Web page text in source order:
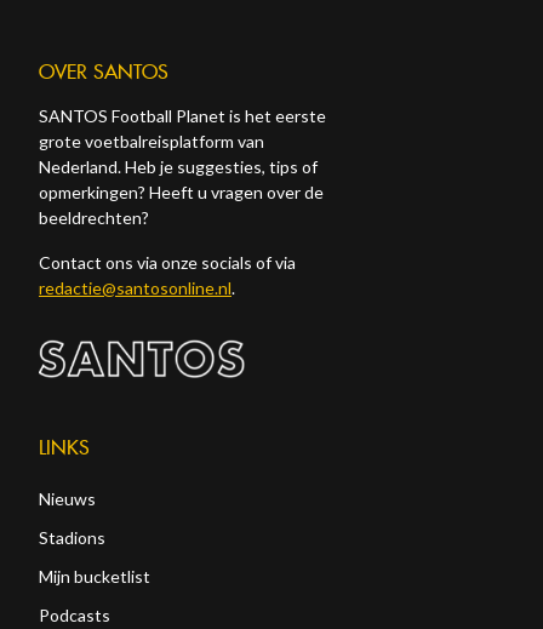
OVER SANTOS
SANTOS Football Planet is het eerste
grote voetbalreisplatform van
Nederland. Heb je suggesties, tips of
opmerkingen? Heeft u vragen over de
beeldrechten?
Contact ons via onze socials of via
redactie@santosonline.nl.
LINKS
Nieuws
Stadions
Mijn bucketlist
Podcasts